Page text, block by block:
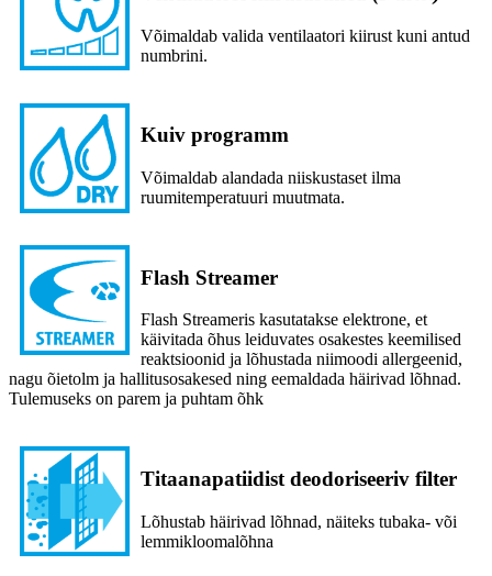
Võimaldab valida ventilaatori kiirust kuni antud
numbrini.
Kuiv programm
Võimaldab alandada niiskustaset ilma
ruumitemperatuuri muutmata.
Flash Streamer
Flash Streameris kasutatakse elektrone, et
käivitada õhus leiduvates osakestes keemilised
reaktsioonid ja lõhustada niimoodi allergeenid,
nagu õietolm ja hallitusosakesed ning eemaldada häirivad lõhnad.
Tulemuseks on parem ja puhtam õhk
Titaanapatiidist deodoriseeriv filter
Lõhustab häirivad lõhnad, näiteks tubaka- või
lemmikloomalõhna